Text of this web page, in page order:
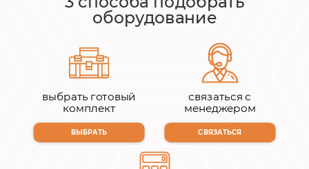
оборудование
выбрать готовый
комплект
ВЫБРАТЬ
связаться с
менеджером
СВЯЗАТЬСЯ